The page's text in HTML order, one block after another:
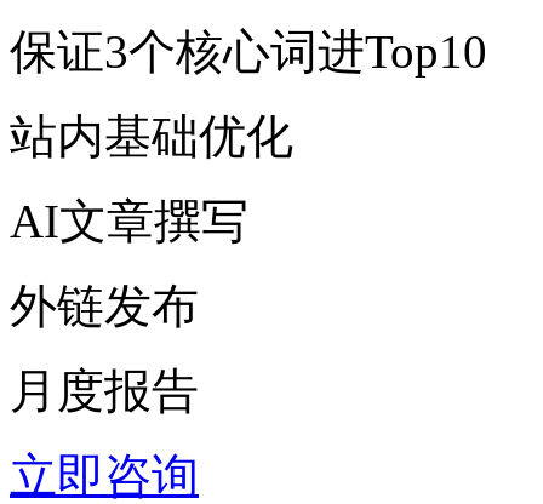
保证3个核心词进Top10
站内基础优化
AI文章撰写
外链发布
月度报告
立即咨询